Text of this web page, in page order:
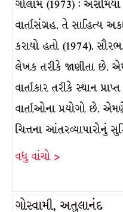
ગોલામ (1973) : અસમિયા
વાર્તાસંગ્રહ. તે સાહિત્ય
કરાયો હતો (1974).
લેખક તરીકે જાણીતા છે.
વાર્તાકાર તરીકે સ્થાન
વાર્તાઓના પ્રયોગો છે.
ચિત્તના આંતરવ્યાપારોનું
વધુ વાંચો >
ગોસ્વામી, અતુલાનંદ